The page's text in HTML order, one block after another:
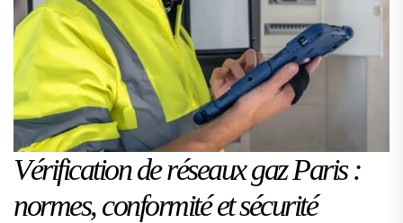
Vérification de réseaux gaz Paris :
normes, conformité et sécurité